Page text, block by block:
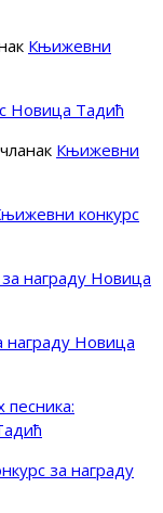
Књижевни
Новица Тадић
Књижевни
конкурс
награду Новица
награду Новица
за награду